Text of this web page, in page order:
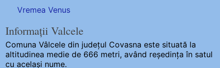
Vremea Venus
Informații Valcele
Comuna Vâlcele din județul Covasna este situată la
altitudinea medie de 666 metri, având reședința în satul
cu același nume.